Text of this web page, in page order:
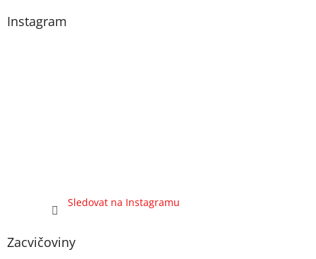
Instagram
Sledovat na Instagramu
Zacvičoviny